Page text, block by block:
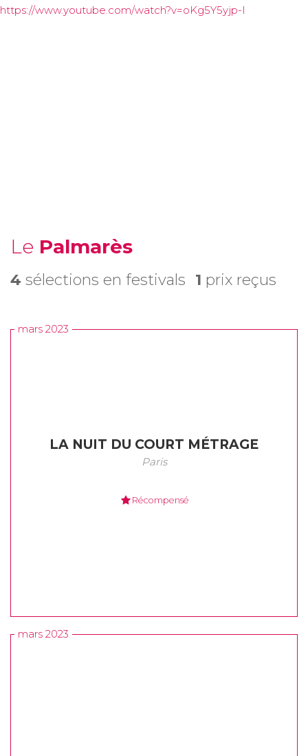
https://www.youtube.com/watch?v=oKg5Y5yjp-I
Le Palmarès
4 sélections en festivals 1 prix reçus
mars 2023
LA NUIT DU COURT MÉTRAGE
Paris
Récompensé
mars 2023